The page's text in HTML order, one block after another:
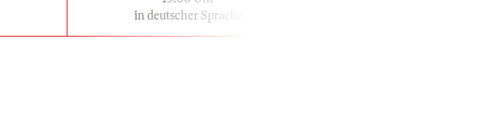
in deutscher Sprache